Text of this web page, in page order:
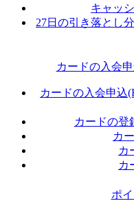
キャッ
27日の引き落とし
カードの入会
カードの入会申込
カードの登
カ
カ
カ
ポ